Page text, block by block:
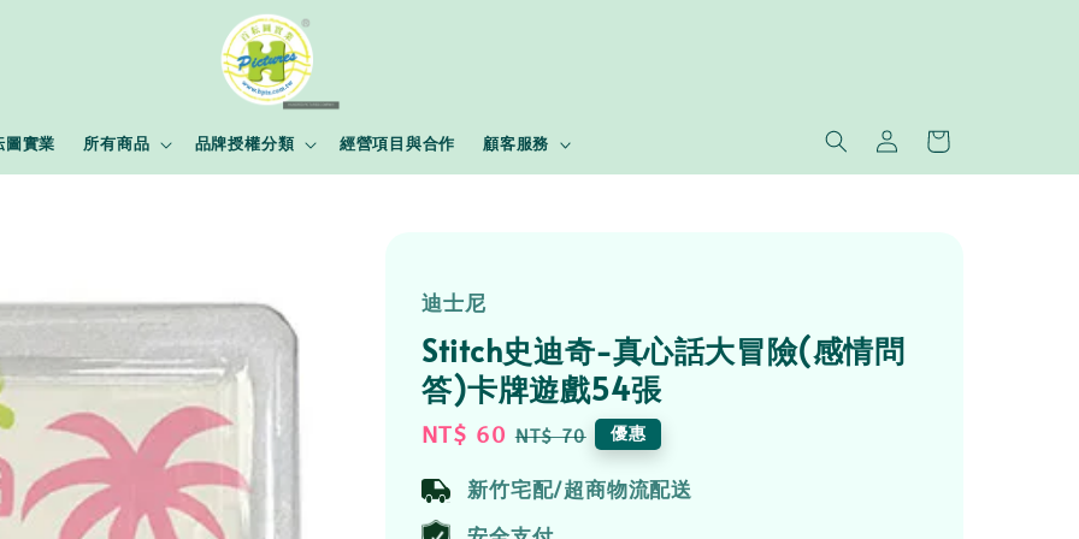
圖實業 所有商品 品牌授權分類 經營項目與合作 顧客服務
迪士尼
Stitch史迪奇-真心話大冒險(感情問
答)卡牌遊戲54張
Sale
NT$ 60 Regular
NT$ 70 優惠
新竹宅配/超商物流配送